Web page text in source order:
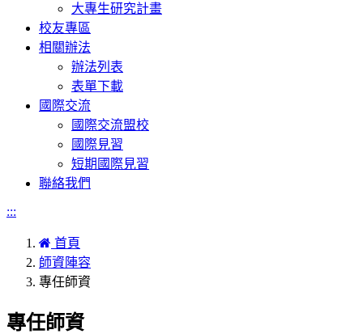
大專生研究計畫
校友專區
相關辦法
辦法列表
表單下載
國際交流
國際交流盟校
國際見習
短期國際見習
聯絡我們
:::
首頁
師資陣容
專任師資
專任師資